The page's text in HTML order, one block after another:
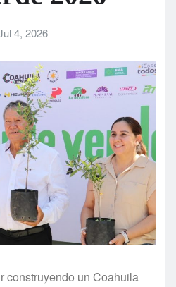
4, 2026
construyendo un Coahuila